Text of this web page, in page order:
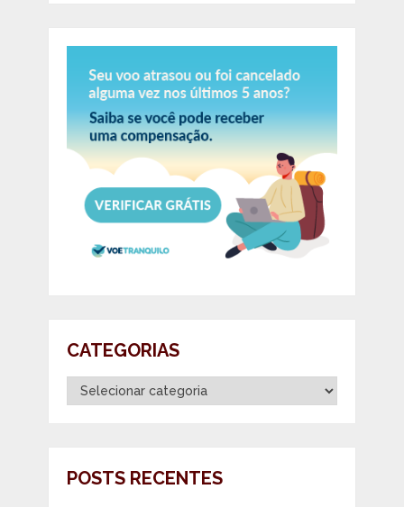
CATEGORIAS
Categorias
POSTS RECENTES